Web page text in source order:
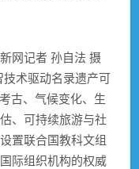
网记者 孙自法 摄
术驱动名录遗产可
古、气候变化、生
、可持续旅游与社
置联合国教科文组
际组织机构的权威